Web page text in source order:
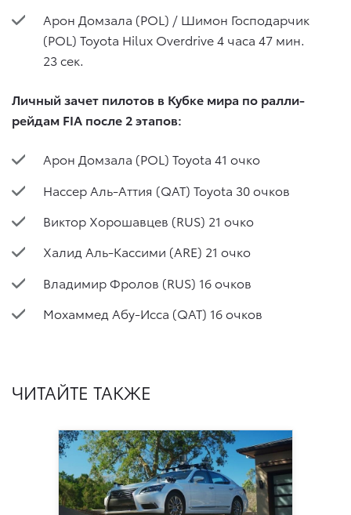
Арон Домзала (POL) / Шимон Господарчик
(POL) Toyota Hilux Overdrive 4 часа 47 мин.
23 сек.
Личный зачет пилотов в Кубке мира по ралли-
рейдам FIA после 2 этапов:
Арон Домзала (POL) Toyota 41 очко
Нассер Аль-Аттия (QAT) Toyota 30 очков
Виктор Хорошавцев (RUS) 21 очко
Халид Аль-Кассими (ARE) 21 очко
Владимир Фролов (RUS) 16 очков
Мохаммед Абу-Исса (QAT) 16 очков
ЧИТАЙТЕ ТАКЖЕ